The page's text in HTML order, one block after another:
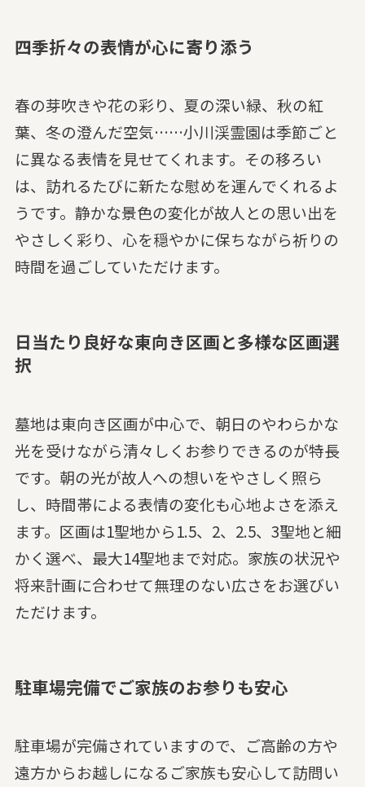
四季折々の表情が心に寄り添う
春の芽吹きや花の彩り、夏の深い緑、秋の紅
葉、冬の澄んだ空気……小川渓霊園は季節ごと
に異なる表情を見せてくれます。その移ろい
は、訪れるたびに新たな慰めを運んでくれるよ
うです。静かな景色の変化が故人との思い出を
やさしく彩り、心を穏やかに保ちながら祈りの
時間を過ごしていただけます。
日当たり良好な東向き区画と多様な区画選
択
墓地は東向き区画が中心で、朝日のやわらかな
光を受けながら清々しくお参りできるのが特長
です。朝の光が故人への想いをやさしく照ら
し、時間帯による表情の変化も心地よさを添え
ます。区画は1聖地から1.5、2、2.5、3聖地と細
かく選べ、最大14聖地まで対応。家族の状況や
将来計画に合わせて無理のない広さをお選びい
ただけます。
駐車場完備でご家族のお参りも安心
駐車場が完備されていますので、ご高齢の方や
遠方からお越しになるご家族も安心して訪問い